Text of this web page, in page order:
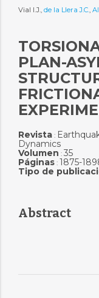
Vial I.J., de la Llera J.C.,
PLAN-
Revista:
Dynamics
Volumen : 35
Páginas: 1875-
Tipo de
Abstract